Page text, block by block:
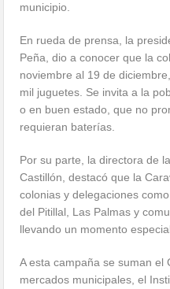
municipio.
En rueda de prensa, la
Peña, dio a conocer que la
noviembre al 19 de
mil juguetes. Se invita a la
o en buen estado, que no
requieran baterías.
Por su parte, la directora de
Castillón, destacó que la
colonias y delegaciones
del Pitillal, Las Palmas y
llevando un momento
A esta campaña se suman el
mercados municipales, el